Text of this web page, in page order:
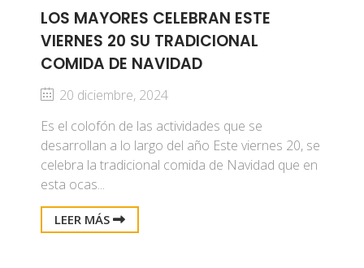
LOS MAYORES CELEBRAN ESTE
VIERNES 20 SU TRADICIONAL
COMIDA DE NAVIDAD
20 diciembre, 2024
Es el colofón de las actividades que se
desarrollan a lo largo del año Este viernes 20, se
celebra la tradicional comida de Navidad que en
esta ocas...
LEER MÁS